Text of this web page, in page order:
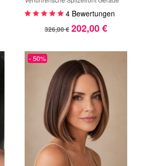
Perücke
4 Bewertungen
326,00 € 202,00 €
- 50%